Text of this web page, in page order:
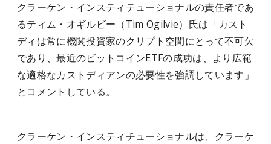
クラーケン・インスティテューショナルの責任者であ
るティム・オギルビー（Tim Ogilvie）氏は「カスト
ディは常に機関投資家のクリプト空間にとって不可欠
であり、最近のビットコインETFの成功は、より広範
な適格なカストディアンの必要性を強調しています」
とコメントしている。
クラーケン・インスティチューショナルは、クラーケ